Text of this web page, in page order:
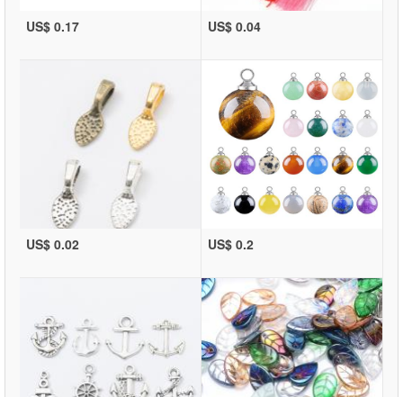
US$ 0.17 US$ 0.04
US$ 0.02 US$ 0.2